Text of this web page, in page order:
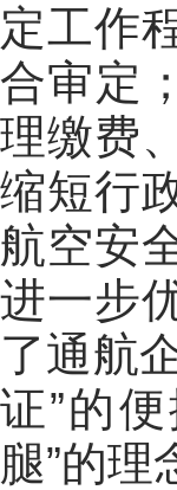
定工作
合审定 ；
理缴费
缩短行
航空安
进一步
了通航
证”的
腿”的